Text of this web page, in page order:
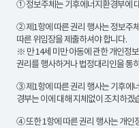
① 정보주체는 기후에너지환경부에
② 제1항에 따른 권리 행사는 정보주
따른 위임장을 제출하셔야 합니다.
※ 만 14세 미만 아동에 관한 개인정
권리를 행사하거나 법정대리인을 통
③ 제1항에 따른 권리 행사는 기후에
경부는 이에 대해 지체없이 조치하겠
④ 또한 1항에 따른 권리 행사는 개인